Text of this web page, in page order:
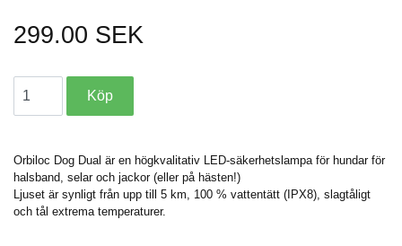
299.00 SEK
Orbiloc Dog Dual är en högkvalitativ LED-säkerhetslampa för hundar för
halsband, selar och jackor (eller på hästen!)
Ljuset är synligt från upp till 5 km, 100 % vattentätt (IPX8), slagtåligt
och tål extrema temperaturer.